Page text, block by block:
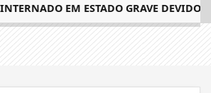
EM ESTADO GRAVE DEVIDO AO...